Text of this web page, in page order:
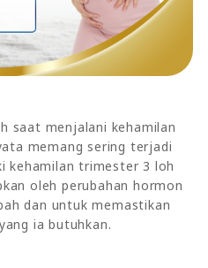
saat menjalani kehamilan
memang sering terjadi
kehamilan trimester 3 loh
oleh perubahan hormon
dan untuk memastikan
ia butuhkan.